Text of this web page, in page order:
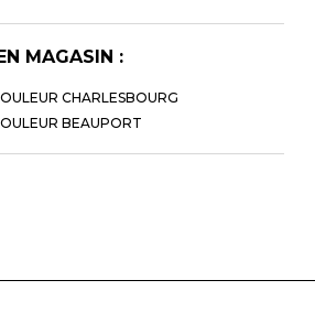
MAGASIN :
CHARLESBOURG
BEAUPORT